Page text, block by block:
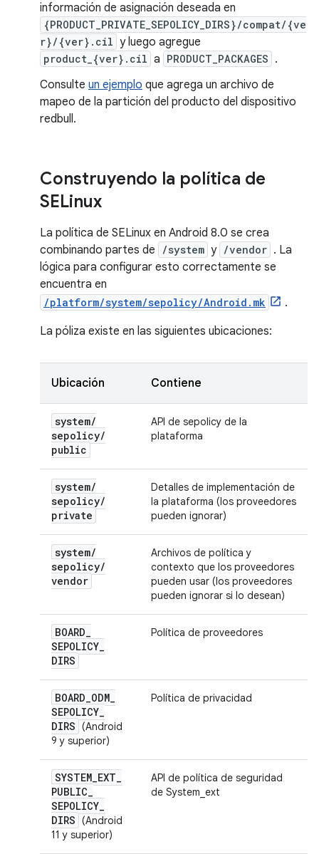
información de asignación deseada en
{PRODUCT_PRIVATE_SEPOLICY_DIRS}/compat/{ve
r}/{ver}.cil y luego agregue
product_{ver}.cil a PRODUCT_PACKAGES .
Consulte un ejemplo que agrega un archivo de
mapeo de la partición del producto del dispositivo
redbull.
Construyendo la política de
SELinux
La política de SELinux en Android 8.0 se crea
combinando partes de
/system y /vendor . La
lógica para configurar esto correctamente se
encuentra en
/platform/system/sepolicy/Android.mk
.
La póliza existe en las siguientes ubicaciones:
Ubicación Contiene
system/
sepolicy/
public
API de sepolicy de la
plataforma
system/
sepolicy/
private
Detalles de implementación de
la plataforma (los proveedores
pueden ignorar)
system/
sepolicy/
vendor
Archivos de política y
contexto que los proveedores
pueden usar (los proveedores
pueden ignorar si lo desean)
BOARD_
SEPOLICY_
DIRS
Política de proveedores
BOARD_ODM_
SEPOLICY_
DIRS (Android
9 y superior)
Política de privacidad
SYSTEM_EXT_
PUBLIC_
SEPOLICY_
DIRS (Android
11 y superior)
API de política de seguridad
de System_ext